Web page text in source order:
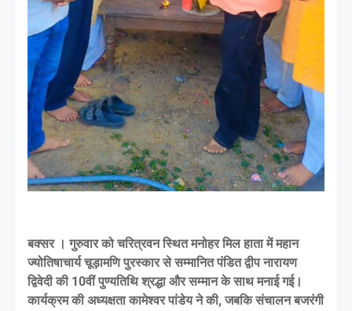
बक्सर । गुरुवार को चरित्रवन स्थित मनोहर मिल हाता में महान
ज्योतिषाचार्य चूड़ामणि पुरस्कार से सम्मानित पंडित द्वीप नारायण
द्विवेदी की 10वीं पुण्यतिथि श्रद्धा और सम्मान के साथ मनाई गई।
कार्यक्रम की अध्यक्षता कामेश्वर पांडेय ने की, जबकि संचालन बजरंगी